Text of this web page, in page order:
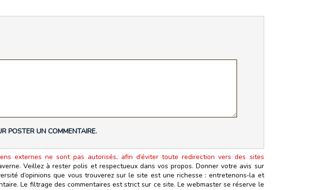
POSTER UN COMMENTAIRE.
externes ne sont pas autorisés, afin d’éviter toute redirection vers des sites
Veillez à rester polis et respectueux dans vos propos. Donner votre avis sur
d’opinions que vous trouverez sur le site est une richesse : entretenons‑la et
Le filtrage des commentaires est strict sur ce site. Le webmaster se réserve le